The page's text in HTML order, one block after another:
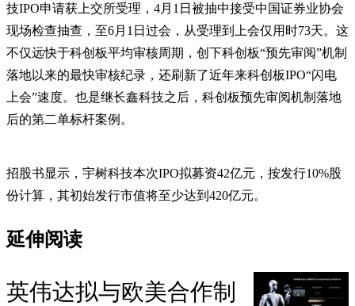
技IPO申请获上交所受理，4月1日被抽中接受中国证券业协会
现场检查抽查，至6月1日过会，从受理到上会仅用时73天。这
不仅远快于科创板平均审核周期，创下科创板“预先审阅”机制
落地以来的最快审核纪录，还刷新了近年来科创板IPO“闪电
上会”速度。也是继长鑫科技之后，科创板预先审阅机制落地
后的第二单标杆案例。
招股书显示，宇树科技本次IPO拟募资42亿元，按发行10%股
份计算，其初始发行市值将至少达到420亿元。
延伸阅读
英伟达拟与欧美合作制